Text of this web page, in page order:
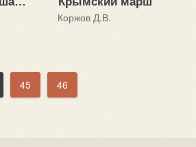
Коржов Д.В.
45 46